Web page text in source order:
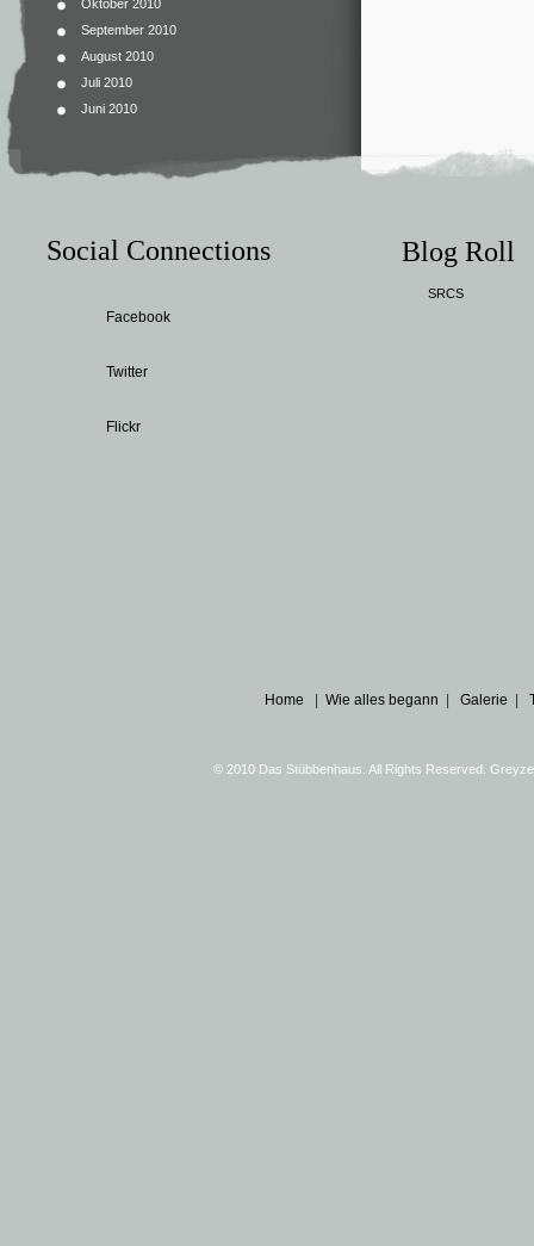
Oktober 2010
September 2010
August 2010
Juli 2010
Juni 2010
Social Connections
Facebook
Twitter
Flickr
Blog Roll
SRCS
Home |Wie alles begann |Galerie |
© 2010 Das Stübbenhaus. All Rights Reserved.